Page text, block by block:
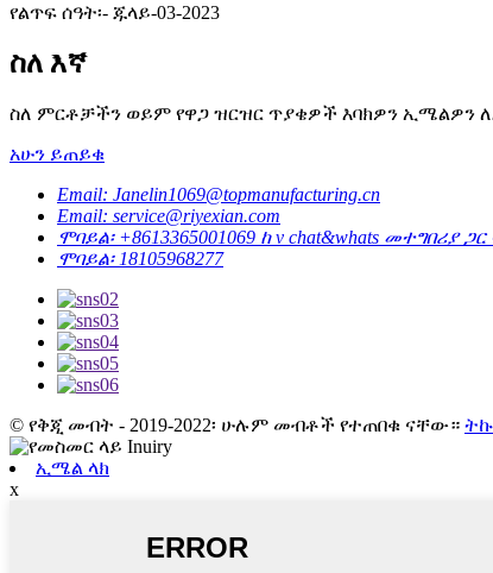
የልጥፍ ሰዓት፡- ጁላይ-03-2023
ስለ እኛ
ስለ ምርቶቻችን ወይም የዋጋ ዝርዝር ጥያቄዎች እባክዎን ኢሜልዎን
አሁን ይጠይቁ
Email: Janelin1069@topmanufacturing.cn
Email: service@riyexian.com
ሞባይል፡ +8613365001069 ከ v chat&whats መተግበሪያ
ሞባይል፡ 18105968277
© የቅጂ መብት - 2019-2022፡ ሁሉም መብቶች የተጠበቁ ናቸው።
ኢሜል ላክ
x